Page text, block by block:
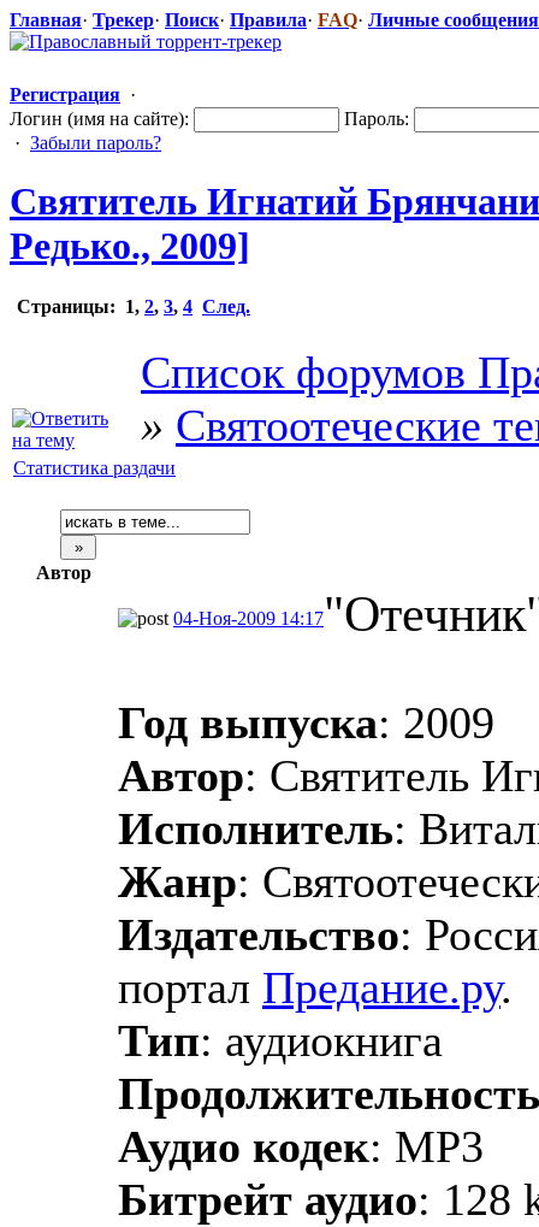
Главная· Трекер· Поиск· Правила· FAQ· Личные сообщения
Регистрация ·
Логин (имя на сайте):
Пароль:
· Забыли пароль?
Святитель Игнатий
Редько., 2009]
Страницы: 1, 2, 3, 4 След.
Список форумов
» Святоотеческие
Статистика раздачи
Автор
04-Ноя-2009 14:17
Год выпуска: 2009
Автор: Святитель
Исполнитель:
Жанр:
Издательство:
портал Предание.ру.
Тип: аудиокнига
Продолжительность
Аудио кодек: MP3
Битрейт аудио: 128